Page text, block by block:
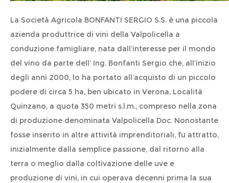
La Società Agricola BONFANTI SERGIO S.S. è una piccola
azienda produttrice di vini della Valpolicella a
conduzione famigliare, nata dall’interesse per il mondo
del vino da parte dell’ Ing. Bonfanti Sergio che, all’inizio
degli anni 2000, lo ha portato all’acquisto di un piccolo
podere di circa 5 ha, ben ubicato in Verona, Località
Quinzano, a quota 350 metri s.l.m., compreso nella zona
di produzione denominata Valpolicella Doc. Nonostante
fosse inserito in altre attività imprenditoriali, fu attratto,
inizialmente dalla semplice passione, dal ritorno alla
terra o meglio dalla coltivazione delle uve e
produzione di vini, in cui operava decenni prima la sua